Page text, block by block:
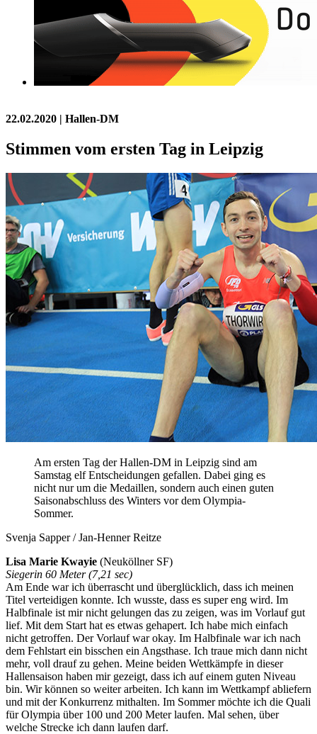
22.02.2020 | Hallen-DM
Stimmen vom ersten Tag in Leipzig
Am ersten Tag der Hallen-DM in Leipzig sind am
Samstag elf Entscheidungen gefallen. Dabei ging es
nicht nur um die Medaillen, sondern auch einen guten
Saisonabschluss des Winters vor dem Olympia-
Sommer.
Svenja Sapper / Jan-Henner Reitze
Lisa Marie Kwayie (Neuköllner SF)
Siegerin 60 Meter (7,21 sec)
Am Ende war ich überrascht und überglücklich, dass ich meinen
Titel verteidigen konnte. Ich wusste, dass es super eng wird. Im
Halbfinale ist mir nicht gelungen das zu zeigen, was im Vorlauf gut
lief. Mit dem Start hat es etwas gehapert. Ich habe mich einfach
nicht getroffen. Der Vorlauf war okay. Im Halbfinale war ich nach
dem Fehlstart ein bisschen ein Angsthase. Ich traue mich dann nicht
mehr, voll drauf zu gehen. Meine beiden Wettkämpfe in dieser
Hallensaison haben mir gezeigt, dass ich auf einem guten Niveau
bin. Wir können so weiter arbeiten. Ich kann im Wettkampf abliefern
und mit der Konkurrenz mithalten. Im Sommer möchte ich die Quali
für Olympia über 100 und 200 Meter laufen. Mal sehen, über
welche Strecke ich dann laufen darf.